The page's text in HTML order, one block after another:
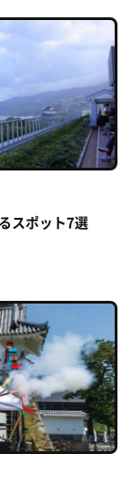
スポット7選